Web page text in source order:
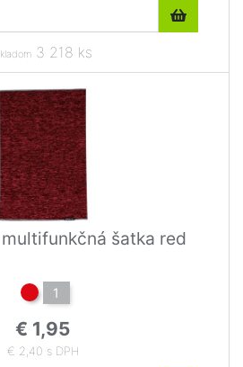
3 218 ks
multifunkčná šatka red
1
€ 1,95
€ 2,40 s DPH